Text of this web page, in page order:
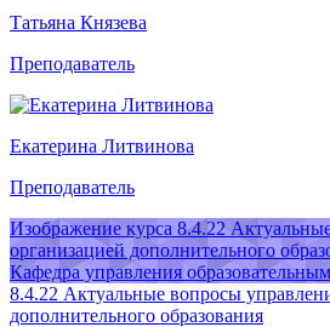
Татьяна Князева
Преподаватель
Екатерина Литвинова
Преподаватель
Изображение курса 8.4.22
организацией дополнительного
Кафедра управления
8.4.22 Актуальные вопросы
дополнительного образования